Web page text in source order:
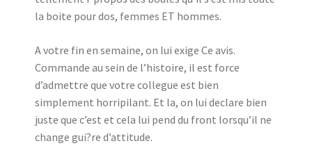
la boite pour dos, femmes ET hommes.
A votre fin en semaine, on lui exige Ce avis.
Commande au sein de l’histoire, il est force
d’admettre que votre collegue est bien
simplement horripilant. Et la, on lui declare bien
juste que c’est et cela lui pend du front lorsqu’il ne
change gui?re d’attitude.